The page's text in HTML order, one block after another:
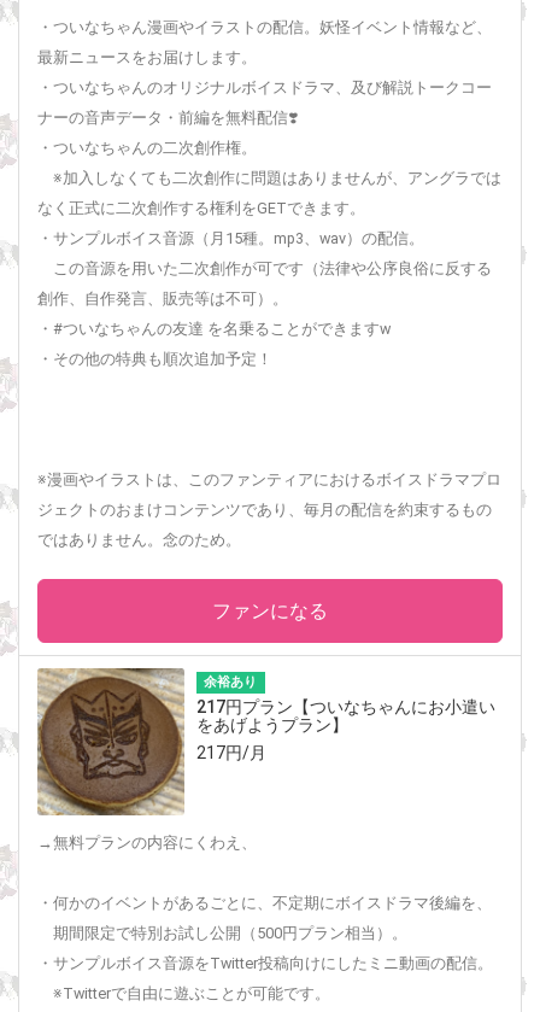
・ついなちゃん漫画やイラストの配信。妖怪イベント情報など、
最新ニュースをお届けします。
・ついなちゃんのオリジナルボイスドラマ、及び解説トークコー
ナーの音声データ・前編を無料配信❣️
・ついなちゃんの二次創作権。
※加入しなくても二次創作に問題はありませんが、アングラでは
なく正式に二次創作する権利をGETできます。
・サンプルボイス音源（月15種。mp3、wav）の配信。
この音源を用いた二次創作が可です（法律や公序良俗に反する
創作、自作発言、販売等は不可）。
・#ついなちゃんの友達 を名乗ることができますw
・その他の特典も順次追加予定！
※漫画やイラストは、このファンティアにおけるボイスドラマプロ
ジェクトのおまけコンテンツであり、毎月の配信を約束するもの
ではありません。念のため。
ファンになる
余裕あり
217円プラン【ついなちゃんにお小遣い
をあげようプラン】
217円/月
→無料プランの内容にくわえ、
・何かのイベントがあるごとに、不定期にボイスドラマ後編を、
期間限定で特別お試し公開（500円プラン相当）。
・サンプルボイス音源をTwitter投稿向けにしたミニ動画の配信。
※Twitterで自由に遊ぶことが可能です。